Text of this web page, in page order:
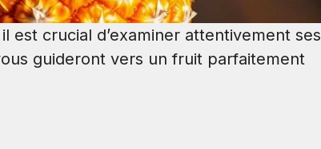
est crucial d’examiner attentivement ses
guideront vers un fruit parfaitement